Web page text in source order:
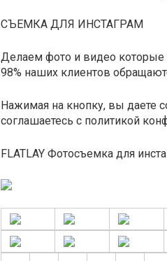
СЪЕМКА ДЛЯ ИНСТАГРАМ
Делаем фото и видео которые
98% наших клиентов
Нажимая на кнопку, вы даете
соглашаетесь c политикой
FLATLAY Фотосъемка для